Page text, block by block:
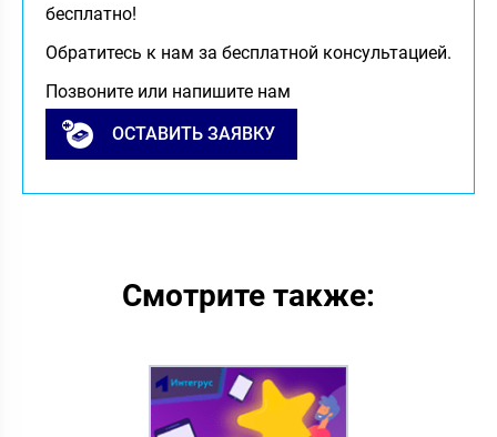
бесплатно!
Обратитесь к нам за бесплатной консультацией.
Позвоните или напишите нам
ОСТАВИТЬ ЗАЯВКУ
Смотрите также: